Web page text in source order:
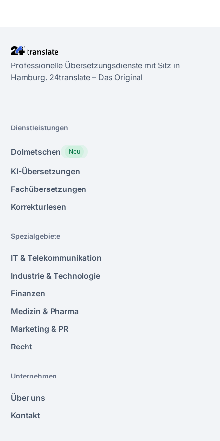
Professionelle Übersetzungsdienste mit Sitz in
Hamburg. 24transIate – Das Original
Dienstleistungen
Dolmetschen Neu
KI-Übersetzungen
Fachübersetzungen
Korrekturlesen
Spezialgebiete
IT & Telekommunikation
Industrie & Technologie
Finanzen
Medizin & Pharma
Marketing & PR
Recht
Unternehmen
Über uns
Kontakt